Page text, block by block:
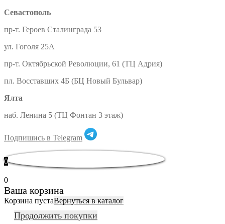
Севастополь
пр-т. Героев Сталинграда 53
ул. Гоголя 25А
пр-т. Октябрьской Революции, 61 (ТЦ Адрия)
пл. Восставших 4Б (БЦ Новый Бульвар)
Ялта
наб. Ленина 5 (ТЦ Фонтан 3 этаж)
Подпишись в Telegram
0
0
Ваша корзина
Корзина пустаВернуться в каталог
Продолжить покупки